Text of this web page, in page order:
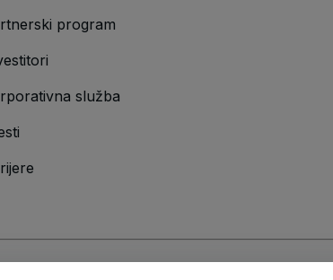
program
služba